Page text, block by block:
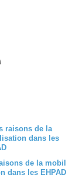
de la mobil
dans les EHPAD